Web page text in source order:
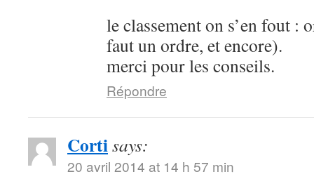
le classement on s’en fout :
faut un ordre, et encore).
merci pour les conseils.
Répondre
Cortisays:
20 avril 2014 at 14 h 57 min